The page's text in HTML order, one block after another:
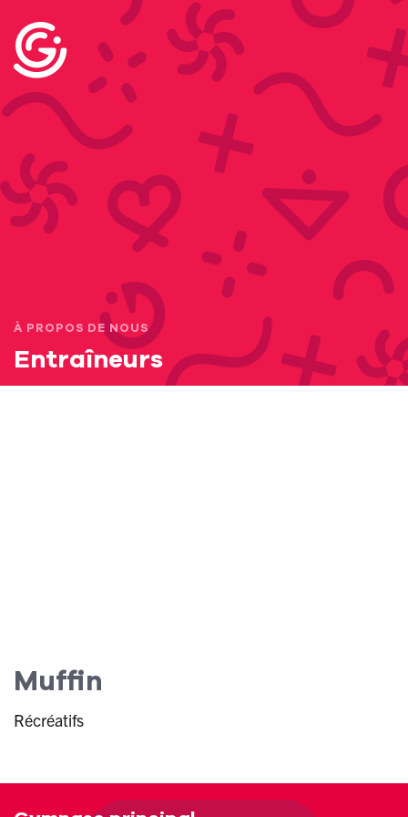
À PROPOS DE NOUS
Entraîneurs
Muffin
Récréatifs